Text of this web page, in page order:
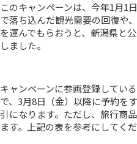
このキャンペーンは、今年1月1
で落ち込んだ観光需要の回復や
を運んでもらおうと、新潟県と
しました。
キャンペーンに参画登録してい
で、3月8日（金）以降に予約を
引になります。ただし、旅行商
ます。上記の表を参考にしてくだ